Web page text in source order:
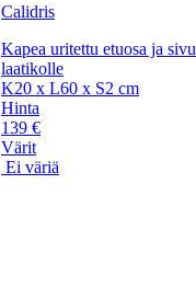
Calidris
Kapea uritettu etuosa ja
laatikolle
K20 x L60 x S2 cm
Hinta
139 €
Värit
Ei väriä